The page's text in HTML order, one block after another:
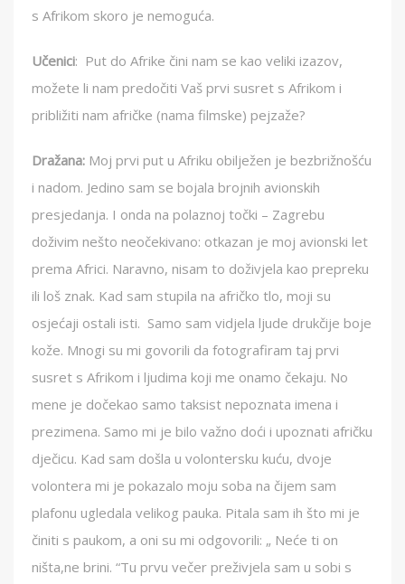
s Afrikom skoro je nemoguća.
Učenici: Put do Afrike čini nam se kao veliki izazov,
možete li nam predočiti Vaš prvi susret s Afrikom i
približiti nam afričke (nama filmske) pejzaže?
Dražana: Moj prvi put u Afriku obilježen je bezbrižnošću
i nadom. Jedino sam se bojala brojnih avionskih
presjedanja. I onda na polaznoj točki – Zagrebu
doživim nešto neočekivano: otkazan je moj avionski let
prema Africi. Naravno, nisam to doživjela kao prepreku
ili loš znak. Kad sam stupila na afričko tlo, moji su
osjećaji ostali isti. Samo sam vidjela ljude drukčije boje
kože. Mnogi su mi govorili da fotografiram taj prvi
susret s Afrikom i ljudima koji me onamo čekaju. No
mene je dočekao samo taksist nepoznata imena i
prezimena. Samo mi je bilo važno doći i upoznati afričku
dječicu. Kad sam došla u volontersku kuću, dvoje
volontera mi je pokazalo moju soba na čijem sam
plafonu ugledala velikog pauka. Pitala sam ih što mi je
činiti s paukom, a oni su mi odgovorili: „ Neće ti on
ništa,ne brini. “Tu prvu večer preživjela sam u sobi s